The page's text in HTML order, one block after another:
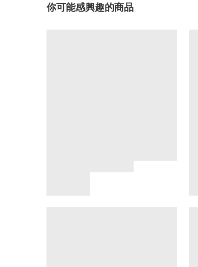
你可能感興趣的商品